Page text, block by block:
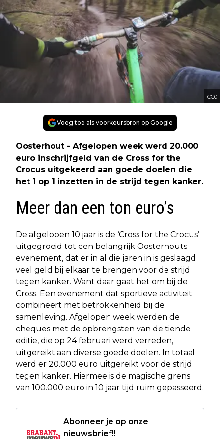
CC0
Voeg toe als voorkeursbron op Google
Oosterhout - Afgelopen week werd 20.000
euro inschrijfgeld van de Cross for the
Crocus uitgekeerd aan goede doelen die
het 1 op 1 inzetten in de strijd tegen kanker.
Meer dan een ton euro’s
De afgelopen 10 jaar is de ‘Cross for the Crocus’
uitgegroeid tot een belangrijk Oosterhouts
evenement, dat er in al die jaren in is geslaagd
veel geld bij elkaar te brengen voor de strijd
tegen kanker. Want daar gaat het om bij de
Cross. Een evenement dat sportieve activiteit
combineert met betrokkenheid bij de
samenleving. Afgelopen week werden de
cheques met de opbrengsten van de tiende
editie, die op 24 februari werd verreden,
uitgereikt aan diverse goede doelen. In totaal
werd er 20.000 euro uitgereikt voor de strijd
tegen kanker. Hiermee is de magische grens
van 100.000 euro in 10 jaar tijd ruim gepasseerd.
Abonneer je op onze
nieuwsbrief!!